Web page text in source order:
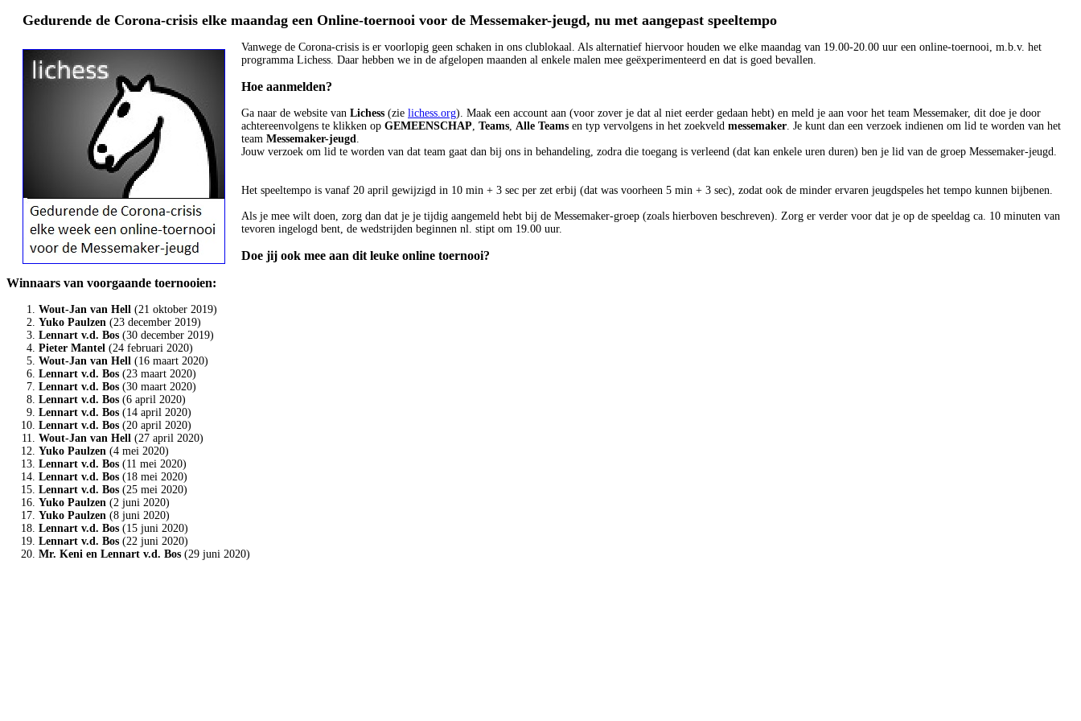
Gedurende de Corona-crisis elke maandag een Online-toernooi voor de Messemaker-jeugd, nu met aangepast speeltempo
Vanwege de Corona-crisis is er voorlopig geen schaken in ons clublokaal. Als alternatief hiervoor houden we elke maandag van 19.00-20.00 uur een online-toernooi, m.b.v. het
programma Lichess. Daar hebben we in de afgelopen maanden al enkele malen mee geëxperimenteerd en dat is goed bevallen.
Hoe aanmelden?
Ga naar de website van Lichess (zie lichess.org). Maak een account aan (voor zover je dat al niet eerder gedaan hebt) en meld je aan voor het team Messemaker, dit doe je door
achtereenvolgens te klikken op GEMEENSCHAP Teams Alle Teams en typ vervolgens in het zoekveld messemaker . Je kunt dan een verzoek indienen om lid te worden van het
team Messemaker-jeugd
Jouw verzoek om lid te worden van dat team gaat dan bij ons in behandeling, zodra die toegang is verleend (dat kan enkele uren duren) ben je lid van de groep Messemaker-jeugd.
Het speeltempo is vanaf 20 april gewijzigd in 10 min + 3 sec per zet erbij (dat was voorheen 5 min + 3 sec), zodat ook de minder ervaren jeugdspeles het tempo kunnen bijbenen.
Als je mee wilt doen, zorg dan dat je je tijdig aangemeld hebt bij de Messemaker-groep (zoals hierboven beschreven). Zorg er verder voor dat je op de speeldag ca. 10 minuten van
tevoren ingelogd bent, de wedstrijden beginnen nl. stipt om 19.00 uur.
Doe jij ook mee aan dit leuke online toernooi?
Winnaars van voorgaande toernooien:
Wout-Jan van Hell (21 oktober 2019)
Yuko Paulzen (23 december 2019)
Lennart v.d. Bos (30 december 2019)
Pieter Mantel (24 februari 2020)
Wout-Jan van Hell (16 maart 2020)
Lennart v.d. Bos (23 maart 2020)
Lennart v.d. Bos (30 maart 2020)
Lennart v.d. Bos (6 april 2020)
Lennart v.d. Bos (14 april 2020)
Lennart v.d. Bos (20 april 2020)
Wout-Jan van Hell (27 april 2020)
Yuko Paulzen (4 mei 2020)
Lennart v.d. Bos (11 mei 2020)
Lennart v.d. Bos (18 mei 2020)
Lennart v.d. Bos (25 mei 2020)
Yuko Paulzen (2 juni 2020)
Yuko Paulzen (8 juni 2020)
Lennart v.d. Bos (15 juni 2020)
Lennart v.d. Bos (22 juni 2020)
Mr. Keni en Lennart v.d. Bos (29 juni 2020)